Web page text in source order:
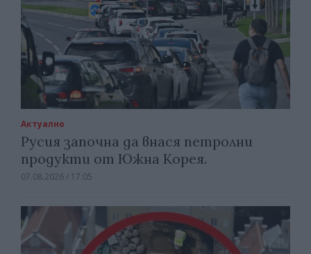
Актуално
Русия започна да внася петролни
продукти от Южна Корея.
07.08.2026 / 17:05